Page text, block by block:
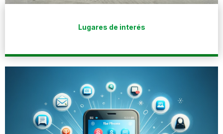
Lugares de interés